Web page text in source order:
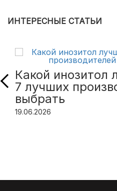
ИНТЕРЕСНЫЕ СТАТЬИ
Какой инозитол
7 лучших
выбрать
19.06.2026